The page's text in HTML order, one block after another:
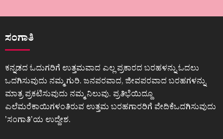
ಸಂಗಾತಿ
ಕನ್ನಡದ ಓದುಗರಿಗೆ ಉತ್ತಮವಾದ ಎಲ್ಲ ಪ್ರಕಾರದ ಬರಹಳನ್ನು ಓದಲು
ಒದಗಿಸುವುದು ನಮ್ಮ ಗುರಿ. ಜನಪರವಾದ, ಜೀವಪರವಾದ ಬರಹಗಳನ್ನು
ಮಾತ್ರ ಪ್ರಕಟಿಸುವುದು ನಮ್ಮ ನಿಲುವು. ಪ್ರತಿಭೆಯಿದ್ದೂ
ಎಲೆಮರೆಕಾಯಿಗಳಂತಿರುವ ಉತ್ತಮ ಬರಹಗಾರರಿಗೆ ವೇದಿಕೆಒದಗಿಸುವುದು
ʼಸಂಗಾತಿʼಯ ಉದ್ದೇಶ.